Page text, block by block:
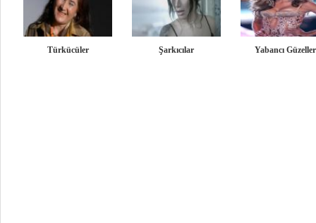
Türkücüler Şarkıcılar Yabancı Güzeller